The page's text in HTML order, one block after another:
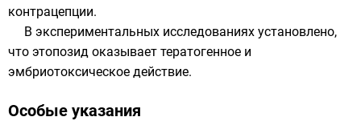
контрацепции.
В экспериментальных исследованиях установлено,
что этопозид оказывает тератогенное и
эмбриотоксическое действие.
Особые указания